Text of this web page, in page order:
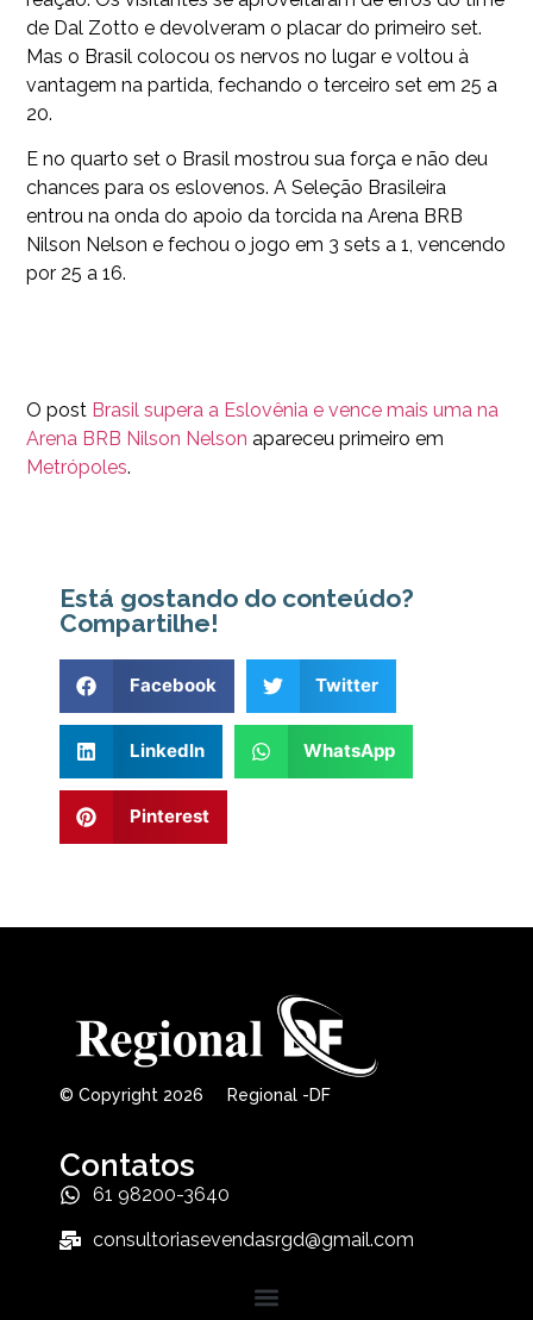
de Dal Zotto e devolveram o placar do primeiro set.
Mas o Brasil colocou os nervos no lugar e voltou à
vantagem na partida, fechando o terceiro set em 25 a
20.
E no quarto set o Brasil mostrou sua força e não deu
chances para os eslovenos. A Seleção Brasileira
entrou na onda do apoio da torcida na Arena BRB
Nilson Nelson e fechou o jogo em 3 sets a 1, vencendo
por 25 a 16.
O post Brasil supera a Eslovênia e vence mais uma na
Arena BRB Nilson Nelson apareceu primeiro em
Metrópoles.
Está gostando do conteúdo?
Compartilhe!
Facebook Twitter
LinkedIn WhatsApp
Pinterest
© Copyright 2026 Regional -DF
Contatos
61 98200-3640
consultoriasevendasrgd@gmail.com